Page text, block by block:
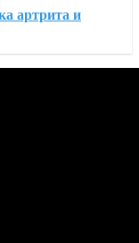
артрита и